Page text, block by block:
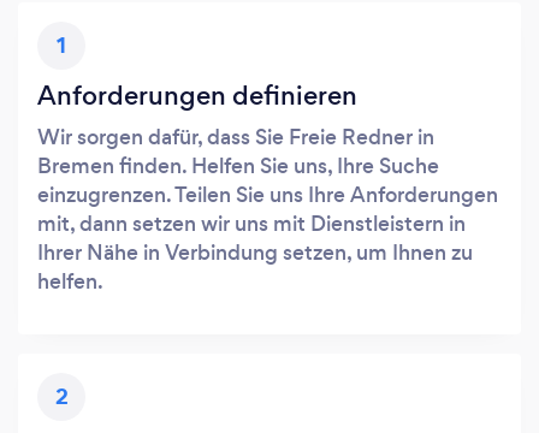
1
Anforderungen definieren
Wir sorgen dafür, dass Sie Freie Redner in
Bremen finden. Helfen Sie uns, Ihre Suche
einzugrenzen. Teilen Sie uns Ihre Anforderungen
mit, dann setzen wir uns mit Dienstleistern in
Ihrer Nähe in Verbindung setzen, um Ihnen zu
helfen.
2